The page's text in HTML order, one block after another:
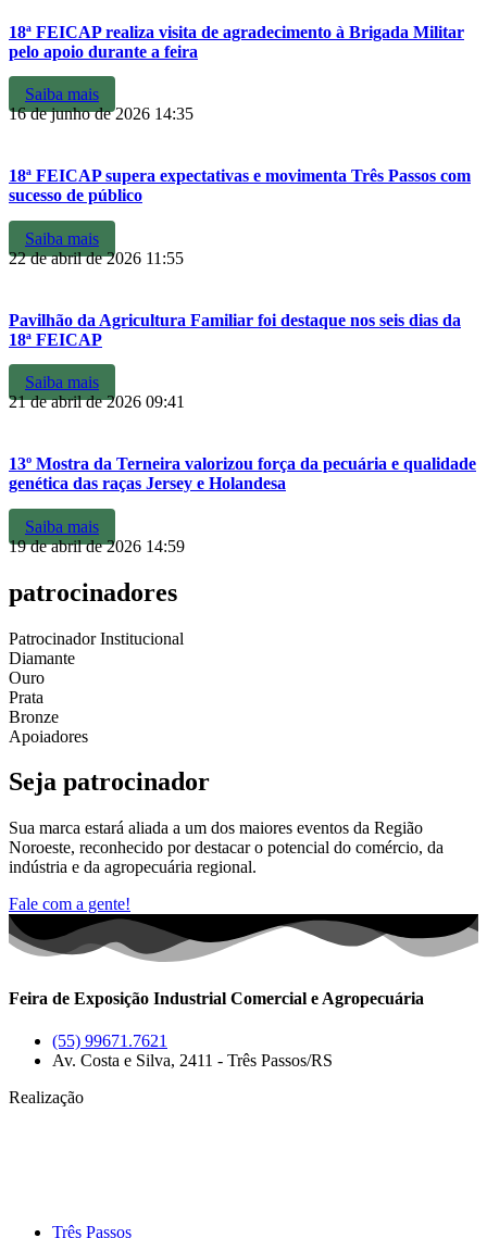
18ª FEICAP realiza visita de agradecimento à Brigada Militar
pelo apoio durante a feira
Saiba mais
16 de junho de 2026 14:35
18ª FEICAP supera expectativas e movimenta Três Passos com
sucesso de público
Saiba mais
22 de abril de 2026 11:55
Pavilhão da Agricultura Familiar foi destaque nos seis dias da
18ª FEICAP
Saiba mais
21 de abril de 2026 09:41
13º Mostra da Terneira valorizou força da pecuária e qualidade
genética das raças Jersey e Holandesa
Saiba mais
19 de abril de 2026 14:59
patrocinadores
Patrocinador Institucional
Diamante
Ouro
Prata
Bronze
Apoiadores
Seja patrocinador
Sua marca estará aliada a um dos maiores eventos da Região
Noroeste, reconhecido por destacar o potencial do comércio, da
indústria e da agropecuária regional.
Fale com a gente!
Feira de Exposição Industrial Comercial e Agropecuária
(55) 99671.7621
Av. Costa e Silva, 2411 - Três Passos/RS
Realização
Três Passos